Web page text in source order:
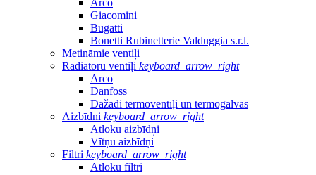
Arco
Giacomini
Bugatti
Bonetti Rubinetterie Valduggia s.r.l.
Metināmie ventiļi
Radiatoru ventiļi keyboard_arrow_right
Arco
Danfoss
Dažādi termoventīļi un termogalvas
Aizbīdni keyboard_arrow_right
Atloku aizbīdņi
Vītņu aizbīdņi
Filtri keyboard_arrow_right
Atloku filtri